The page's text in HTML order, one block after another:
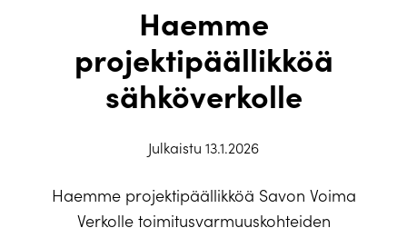
Haemme
projektipäällikköä
sähköverkolle
Julkaistu 13.1.2026
Haemme projektipäällikköä Savon Voima
Verkolle toimitusvarmuuskohteiden